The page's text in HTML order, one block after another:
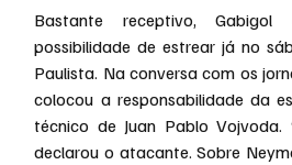
Bastante receptivo,
possibilidade de estrear já no
Paulista. Na conversa com os
colocou a responsabilidade da
técnico de Juan Pablo Vojvoda.
declarou o atacante. Sobre